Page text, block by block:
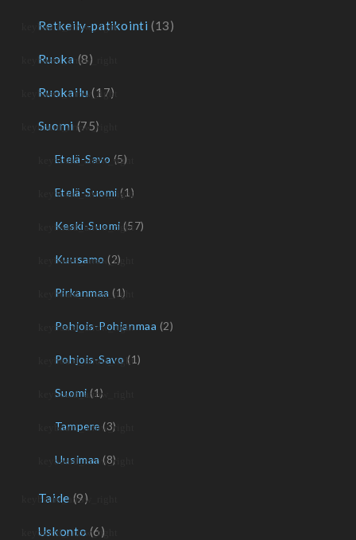
Retkeily-patikointi (13)
Ruoka (8)
Ruokailu (17)
Suomi (75)
Etelä-Savo (5)
Etelä-Suomi (1)
Keski-Suomi (57)
Kuusamo (2)
Pirkanmaa (1)
Pohjois-Pohjanmaa (2)
Pohjois-Savo (1)
Suomi (1)
Tampere (3)
Uusimaa (8)
Taide (9)
Uskonto (6)